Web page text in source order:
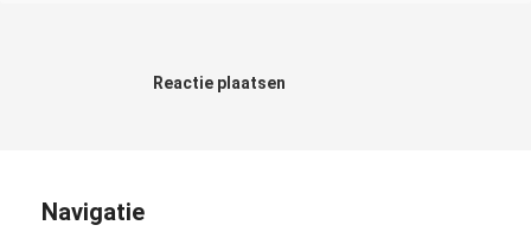
Reactie plaatsen
Navigatie